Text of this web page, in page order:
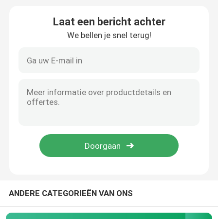
De Verspreider van de bellenlucht
Slibontwateringsmachine
afvalwaterbindmiddel
Vaste-vloeibare stofseparator
Membraanbioreactor
Laat een bericht achter
We bellen je snel terug!
ANDERE CATEGORIEËN VAN ONS